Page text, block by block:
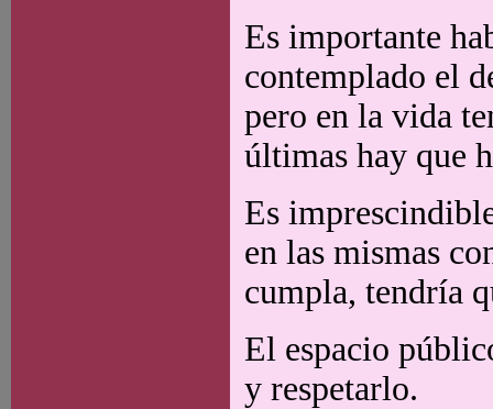
Es importante
contemplado el
pero en la vida
últimas hay que
Es
en las mismas
cumpla, tendría
El espacio
y respetarlo.